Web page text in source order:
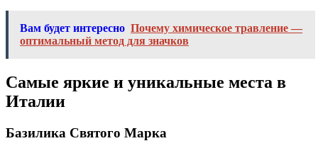
Вам будет интересно Почему химическое травление —
оптимальный метод для значков
Самые яркие и уникальные места в
Италии
Базилика Святого Марка